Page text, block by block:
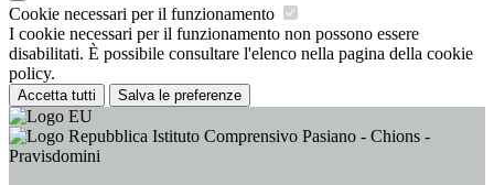
Cookie necessari per il funzionamento
I cookie necessari per il funzionamento non possono essere
disabilitati. È possibile consultare l'elenco nella pagina della cookie
policy.
Accetta tutti Salva le preferenze
Istituto Comprensivo Pasiano - Chions -
Pravisdomini